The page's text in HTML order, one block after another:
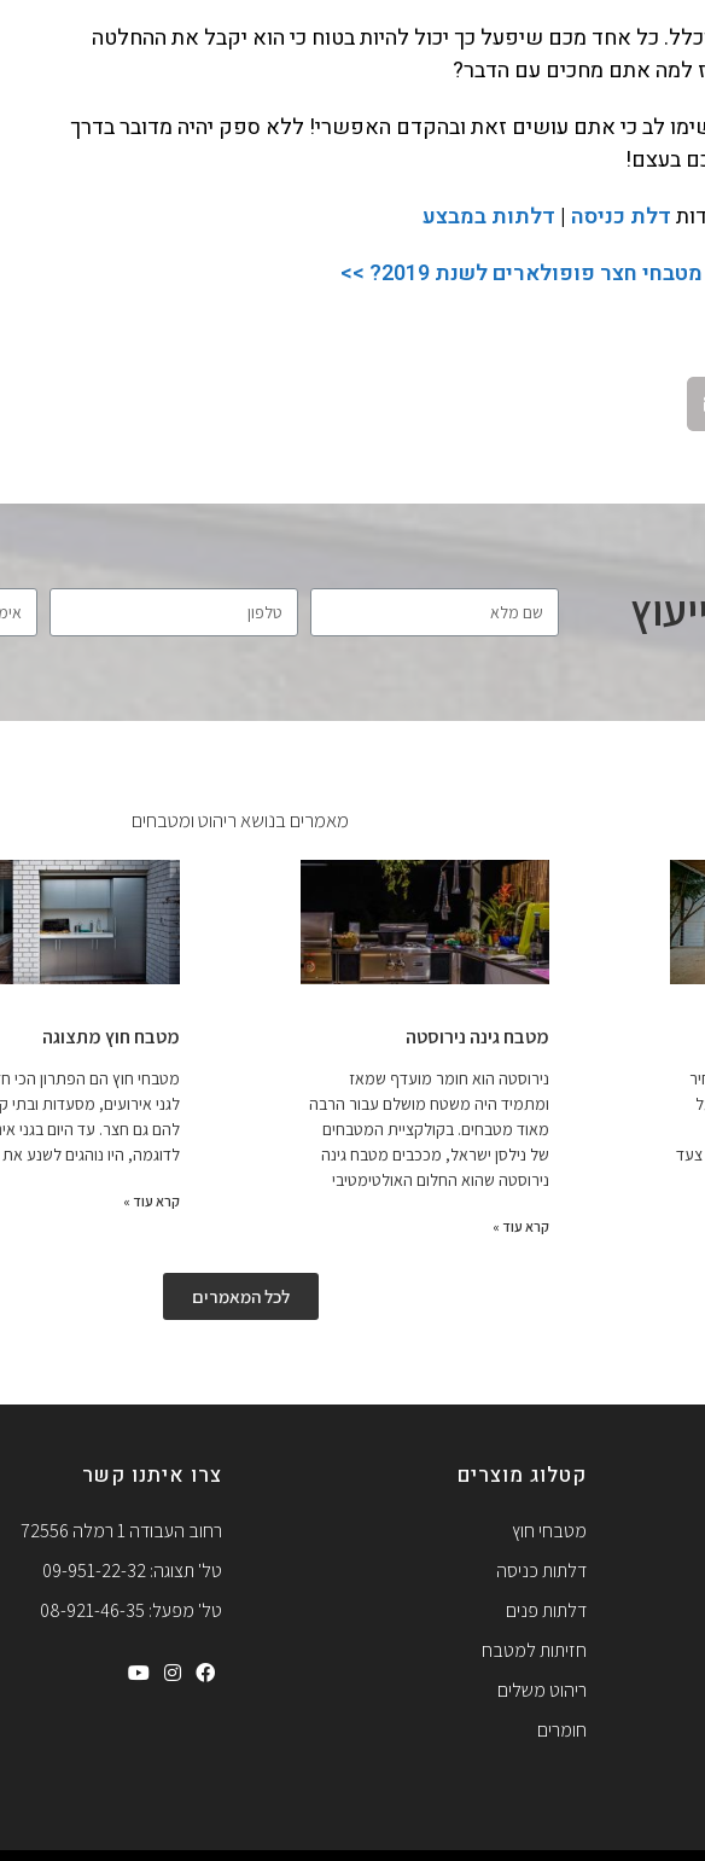
כל אחד מכם שיפעל כך יכול להיות בטוח כי הוא יקבל את ההחלטה
למה אתם מחכים עם הדבר?
לב כי אתם עושים זאת ובהקדם האפשרי! ללא ספק יהיה מדובר בדרך
בעצם!
דלת כניסה | דלתות במבצע
חצר פופולארים לשנת 2019? >>
מאמרים בנושא ריהוט ומטבחים
צעד
מטבח גינה נירוסטה
נירוסטה הוא חומר מועדף שמאז
ומתמיד היה משטח מושלם עבור הרבה
מאוד מטבחים. בקולקציית המטבחים
של נילסן ישראל, מככבים מטבח גינה
נירוסטה שהוא החלום האולטימטיבי
קרא עוד »
מטבח חוץ מתצוגה
מטבחי חוץ הם הפתרון הכי
לגני אירועים, מסעדות
להם גם חצר. עד היום בגני
לדוגמה, היו נוהגים לשנע את
קרא עוד »
לכל המאמרים
קטלוג מוצרים
מטבחי חוץ
דלתות כניסה
דלתות פנים
חזיתות למטבח
ריהוט משלים
חומרים
צרו איתנו קשר
רחוב העבודה 1 רמלה 72556
טל' תצוגה: 09-951-22-32
טל' מפעל: 08-921-46-35